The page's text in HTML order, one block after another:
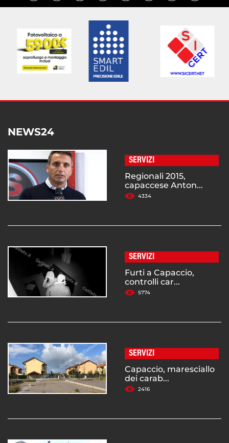
NEWS24
SERVIZI
Regionali 2015,
capaccese Anton...
4334
SERVIZI
Furti a Capaccio,
controlli car...
5774
SERVIZI
Capaccio, maresciallo
dei carab...
2416